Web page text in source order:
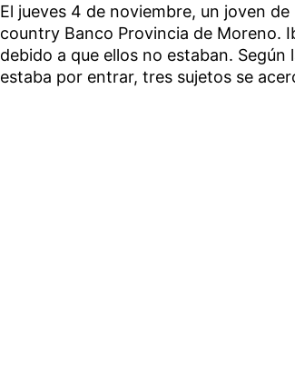
El jueves 4 de noviembre, un joven
country Banco Provincia de Moreno.
debido a que ellos no estaban.
estaba por entrar, tres sujetos se